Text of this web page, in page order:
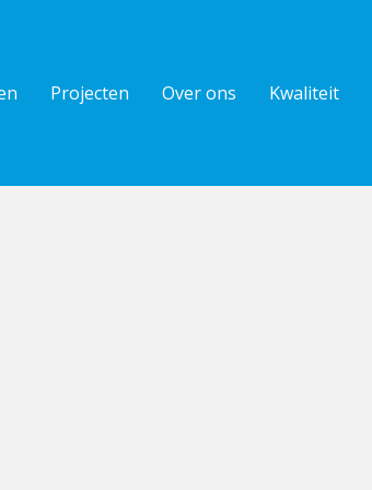
Projecten Over ons Kwaliteit